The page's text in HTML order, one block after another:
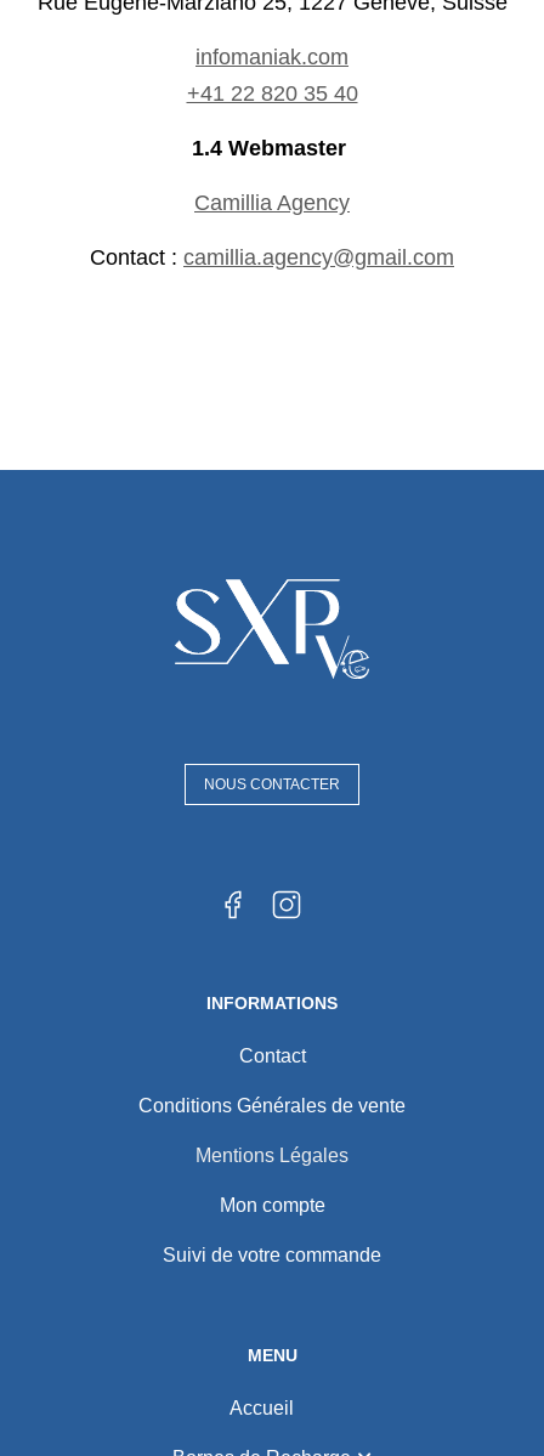
infomaniak.com
+41 22 820 35 40
1.4 Webmaster
Camillia Agency
Contact : camillia.agency@gmail.com
NOUS CONTACTER
INFORMATIONS
Contact
Conditions Générales de vente
Mentions Légales
Mon compte
Suivi de votre commande
MENU
Accueil